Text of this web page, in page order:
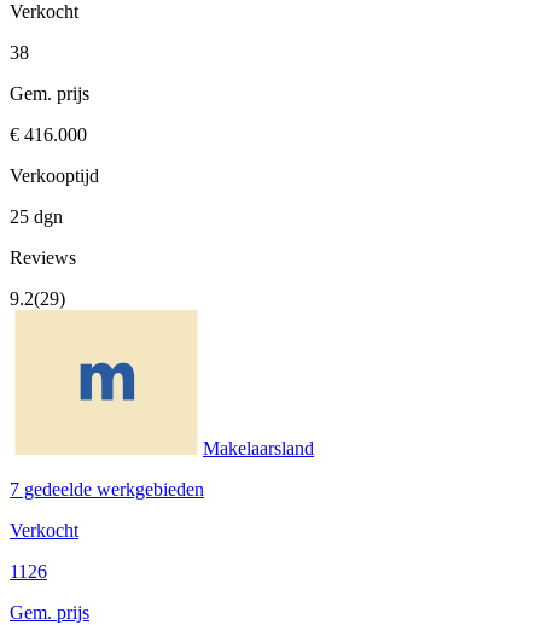
Verkocht
38
Gem. prijs
€ 416.000
Verkooptijd
25 dgn
Reviews
9.2(29)
Makelaarsland
7 gedeelde werkgebieden
Verkocht
1126
Gem. prijs